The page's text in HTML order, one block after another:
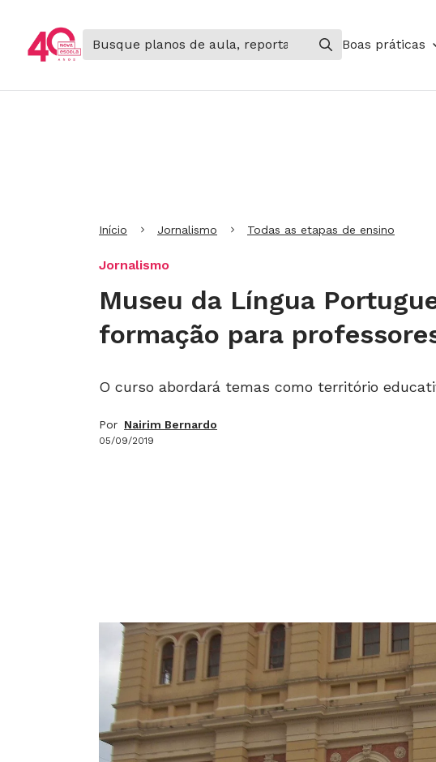
Boas práticas
Início Jornalismo Todas as etapas de ensino
Jornalismo
Museu da Língua
formação para
O curso abordará temas como território
Por Nairim Bernardo
05/09/2019